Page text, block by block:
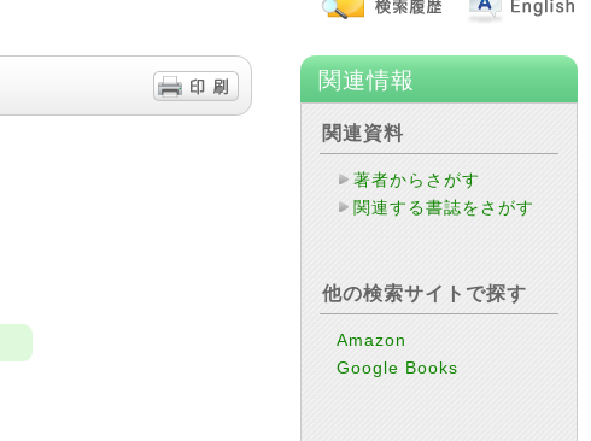
関連情報
関連資料
著者からさがす
関連する書誌をさがす
他の検索サイトで探す
Amazon
Google Books